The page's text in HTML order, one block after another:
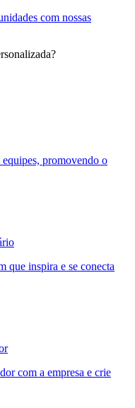
com nossas
promovendo o
que inspira e se conecta
com a empresa e crie